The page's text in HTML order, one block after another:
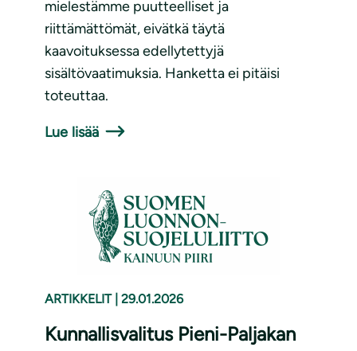
mielestämme puutteelliset ja
riittämättömät, eivätkä täytä
kaavoituksessa edellytettyjä
sisältövaatimuksia. Hanketta ei pitäisi
toteuttaa.
Lue lisää
ARTIKKELIT 29.01.2026
Kunnallisvalitus Pieni-Paljakan